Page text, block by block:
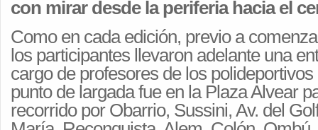
con mirar desde la periferia hacia el
Como en cada edición, previo a
los participantes llevaron adelante una
cargo de profesores de los
punto de largada fue en la Plaza Alvear
recorrido por Obarrio, Sussini, Av. del